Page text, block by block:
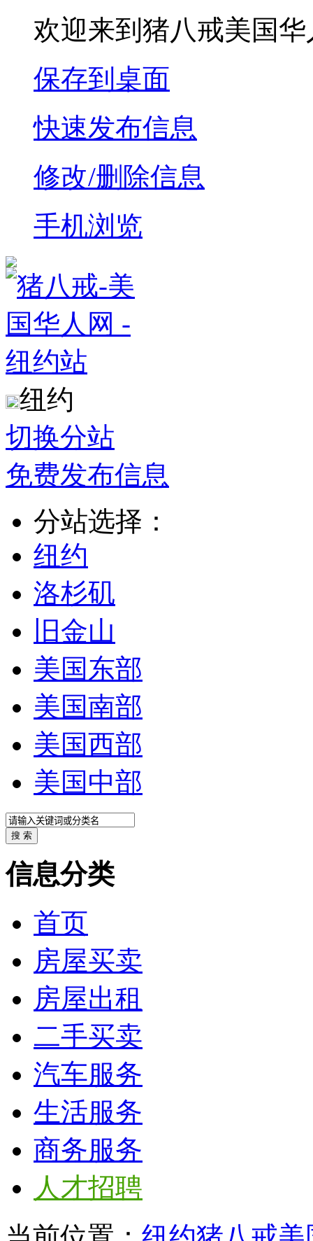
欢迎来到猪八戒美国
保存到桌面
快速发布信息
修改/删除信息
手机浏览
纽约
切换分站
免费发布信息
分站选择：
纽约
洛杉矶
旧金山
美国东部
美国南部
美国西部
美国中部
信息分类
首页
房屋买卖
房屋出租
二手买卖
汽车服务
生活服务
商务服务
人才招聘